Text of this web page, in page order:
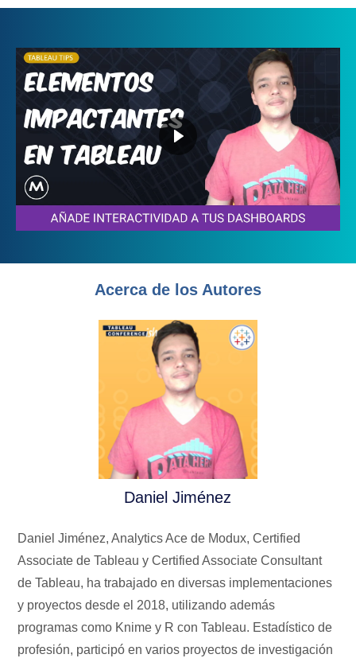
Acerca de los Autores
Daniel Jiménez
Daniel Jiménez, Analytics Ace de Modux, Certified
Associate de Tableau y Certified Associate Consultant
de Tableau, ha trabajado en diversas implementaciones
y proyectos desde el 2018, utilizando además
programas como Knime y R con Tableau. Estadístico de
profesión, participó en varios proyectos de investigación